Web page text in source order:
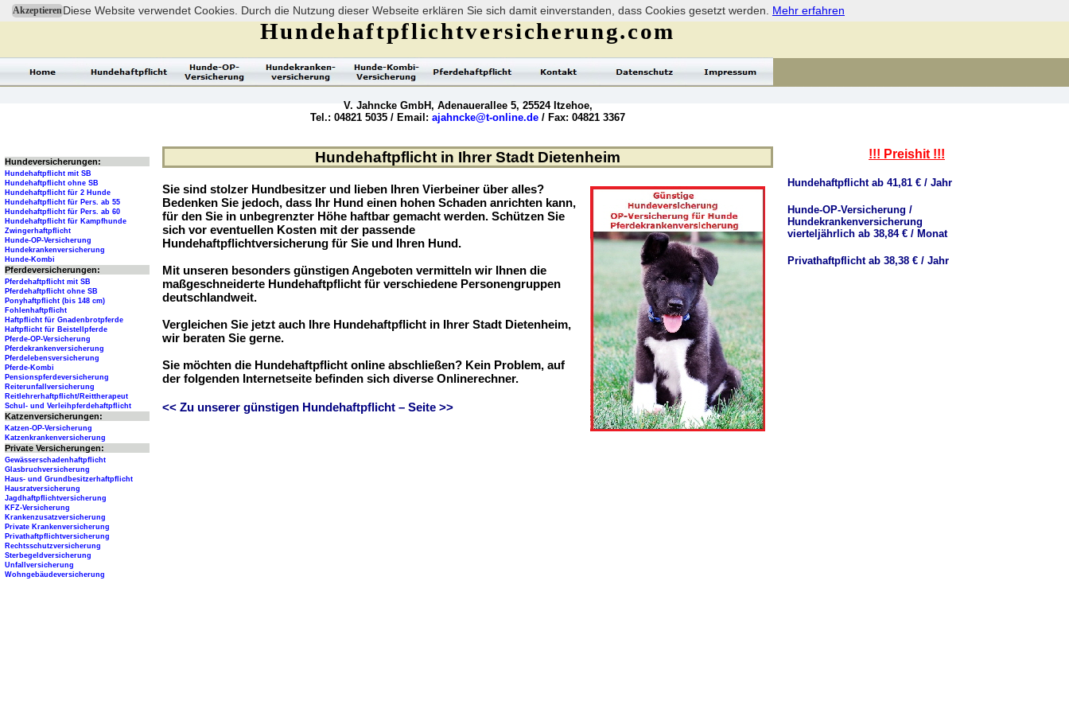
AkzeptierenDiese Website verwendet Cookies. Durch die Nutzung dieser Webseite erklären Sie sich damit einverstanden, dass Cookies gesetzt werden. Mehr erfahren
Hundehaftpflicht in Ihrer Stadt Dietenheim
Sie sind stolzer Hundbesitzer und lieben Ihren Vierbeiner über alles?
Bedenken Sie jedoch, dass Ihr Hund einen hohen Schaden anrichten kann,
für den Sie in unbegrenzter Höhe haftbar gemacht werden. Schützen Sie
sich vor eventuellen Kosten mit der passende
Hundehaftpflichtversicherung für Sie und Ihren Hund.
Mit unseren besonders günstigen Angeboten vermitteln wir Ihnen die
maßgeschneiderte Hundehaftpflicht für verschiedene Personengruppen
deutschlandweit.
Vergleichen Sie jetzt auch Ihre Hundehaftpflicht in Ihrer Stadt Dietenheim,
wir beraten Sie gerne.
Sie möchten die Hundehaftpflicht online abschließen? Kein Problem, auf
der folgenden Internetseite befinden sich diverse Onlinerechner.
<< Zu unserer günstigen Hundehaftpflicht – Seite >>
Hundehaftpflichtversicherung.com
V. Jahncke GmbH, Adenauerallee 5, 25524 Itzehoe,
Tel.: 04821 5035 / Email: ajahncke@t-online.de / Fax: 04821 3367
!!! Preishit !!!
Hundehaftpflicht ab 41,81 € / Jahr
Hunde-OP-Versicherung /
Hundekrankenversicherung
vierteljährlich ab 38,84 € / Monat
Privathaftpflicht ab 38,38 € / Jahr
Hundeversicherungen:
Hundehaftpflicht mit SB
Hundehaftpflicht ohne SB
Hundehaftpflicht für 2 Hunde
Hundehaftpflicht für Pers. ab 55
Hundehaftpflicht für Pers. ab 60
Hundehaftpflicht für Kampfhunde
Zwingerhaftpflicht
Hunde-OP-Versicherung
Hundekrankenversicherung
Hunde-Kombi
Pferdeversicherungen:
Pferdehaftpflicht mit SB
Pferdehaftpflicht ohne SB
Ponyhaftpflicht (bis 148 cm)
Fohlenhaftpflicht
Haftpflicht für Gnadenbrotpferde
Haftpflicht für Beistellpferde
Pferde-OP-Versicherung
Pferdekrankenversicherung
Pferdelebensversicherung
Pferde-Kombi
Pensionspferdeversicherung
Reiterunfallversicherung
Reitlehrerhaftpflicht/Reittherapeut
Schul- und Verleihpferdehaftpflicht
Katzenversicherungen:
Katzen-OP-Versicherung
Katzenkrankenversicherung
Private Versicherungen:
Gewässerschadenhaftpflicht
Glasbruchversicherung
Haus- und Grundbesitzerhaftpflicht
Hausratversicherung
Jagdhaftpflichtversicherung
KFZ-Versicherung
Krankenzusatzversicherung
Private Krankenversicherung
Privathaftpflichtversicherung
Rechtsschutzversicherung
Sterbegeldversicherung
Unfallversicherung
Wohngebäudeversicherung